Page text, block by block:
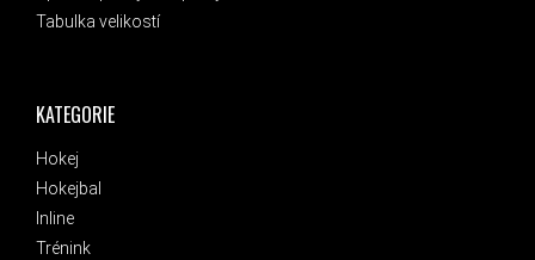
KATEGORIE
Hokej
Hokejbal
Inline
Trénink
Tabulka velikostí